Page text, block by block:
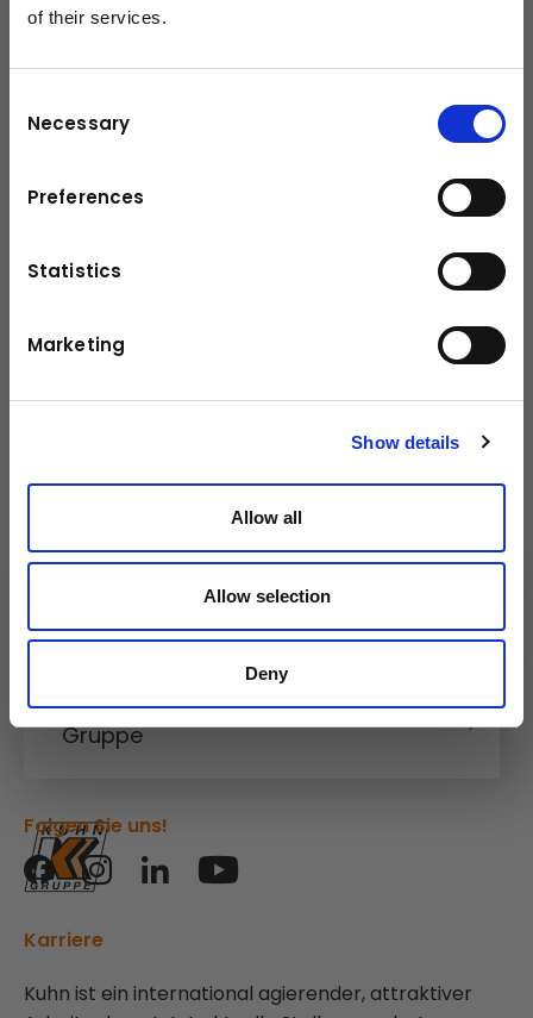
of their services.
Selection
Necessary
Preferences
Statistics
Marketing
Show details
Allow all
Allow selection
Deny
Tragfähigkeit
Leistung / Drehmoment
41 kW
Reifen
4-Rad-SE
2470 kg
Fahrgeschwindigkeit ohne Last
19,5 km/h
19 km/h
schließen
Baumaschinen
Kuhn
Gruppe
Karriere
Kuhn ist ein international agierender, attraktiver
Folgen Sie uns!